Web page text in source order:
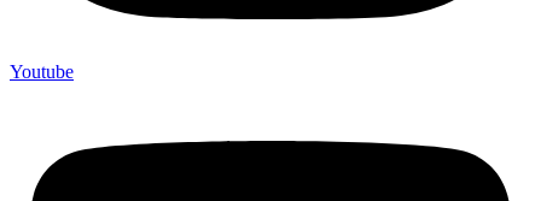
Youtube